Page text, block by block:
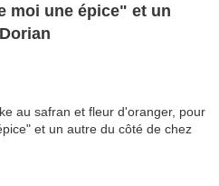
moi une épice" et un